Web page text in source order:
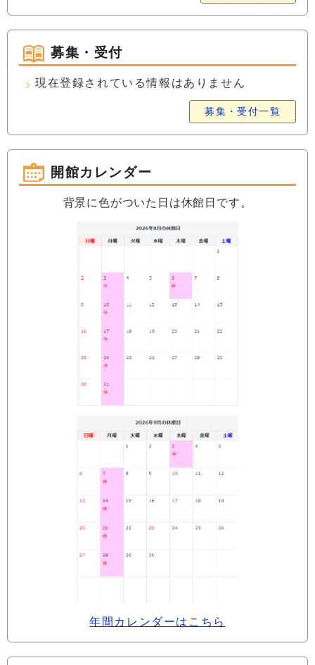
募集・受付
現在登録されている情報はありません
募集・受付一覧
開館カレンダー
背景に色がついた日は休館日です。
年間カレンダーはこちら